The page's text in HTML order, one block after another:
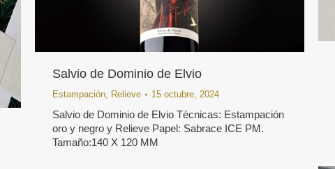
Salvio de Dominio de Elvio
Estampación Relieve 15 octubre, 2024
Salvio de Dominio de Elvio Técnicas: Estampación
oro y negro y Relieve Papel: Sabrace ICE PM.
Tamaño:140 X 120 MM